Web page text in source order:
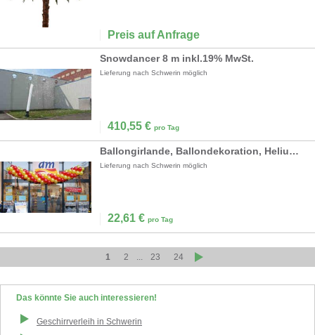
Preis auf Anfrage
Snowdancer 8 m inkl.19% MwSt.
Lieferung nach Schwerin möglich
410,55 € pro Tag
Ballongirlande, Ballondekoration, Heliumballons inkl.19% MwSt.
Lieferung nach Schwerin möglich
22,61 € pro Tag
1 2 ... 23 24
Das könnte Sie auch interessieren!
Geschirrverleih in Schwerin